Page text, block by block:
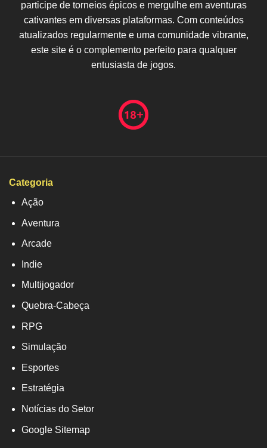
participe de torneios épicos e mergulhe em aventuras
cativantes em diversas plataformas. Com conteúdos
atualizados regularmente e uma comunidade vibrante,
este site é o complemento perfeito para qualquer
entusiasta de jogos.
Categoria
Ação
Aventura
Arcade
Indie
Multijogador
Quebra-Cabeça
RPG
Simulação
Esportes
Estratégia
Notícias do Setor
Google Sitemap